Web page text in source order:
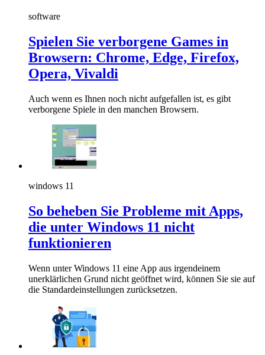
software
Spielen Sie verborgene Games in
Browsern: Chrome, Edge, Firefox,
Opera, Vivaldi
Auch wenn es Ihnen noch nicht aufgefallen ist, es gibt
verborgene Spiele in den manchen Browsern.
windows 11
So beheben Sie Probleme mit Apps,
die unter Windows 11 nicht
funktionieren
Wenn unter Windows 11 eine App aus irgendeinem
unerklärlichen Grund nicht geöffnet wird, können Sie sie auf
die Standardeinstellungen zurücksetzen.